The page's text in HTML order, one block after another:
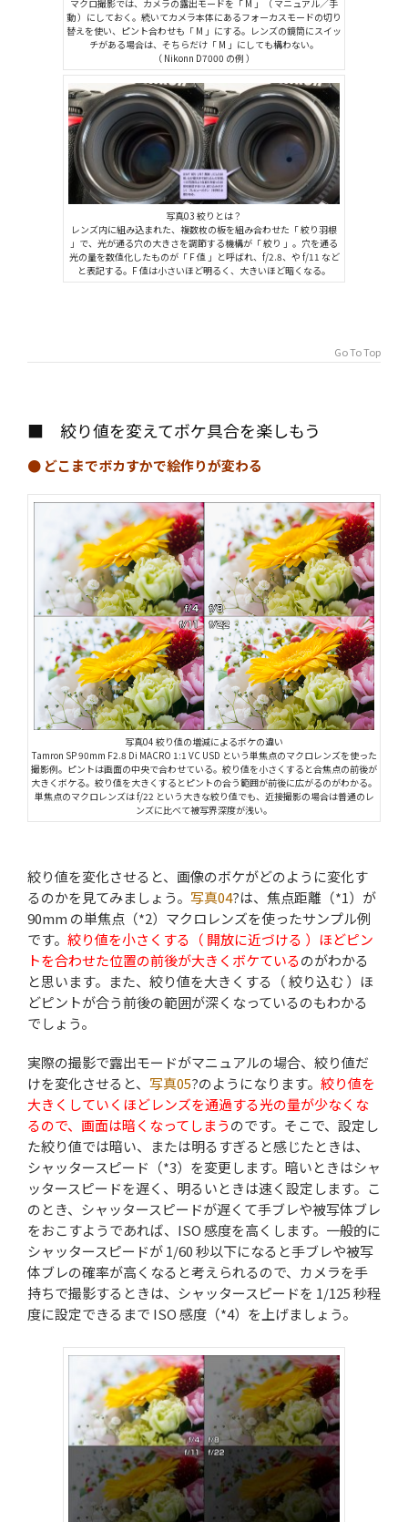
マクロ撮影では、カメラの露出モードを「 M 」（ マニュアル／手
動 ）にしておく。続いてカメラ本体にあるフォーカスモードの切り
替えを使い、ピント合わせも「 M 」にする。レンズの鏡筒にスイッ
チがある場合は、そちらだけ「 M 」にしても構わない。
（ Nikonn D7000 の例 ）
写真03 絞りとは？
レンズ内に組み込まれた、複数枚の板を組み合わせた「 絞り羽根
」で、光が通る穴の大きさを調節する機構が「 絞り 」。穴を通る
光の量を数値化したものが「 F 値 」と呼ばれ、f/2.8、や f/11 など
と表記する。F 値は小さいほど明るく、大きいほど暗くなる。
Go To Top
■ 絞り値を変えてボケ具合を楽しもう
● どこまでボカすかで絵作りが変わる
写真04 絞り値の増減によるボケの違い
Tamron SP 90mm F2.8 Di MACRO 1:1 VC USD という単焦点のマクロレンズを使った
撮影例。ピントは画面の中央で合わせている。絞り値を小さくすると合焦点の前後が
大きくボケる。絞り値を大きくするとピントの合う範囲が前後に広がるのがわかる。
単焦点のマクロレンズは f/22 という大きな絞り値でも、近接撮影の場合は普通のレ
ンズに比べて被写界深度が浅い。
絞り値を変化させると、画像のボケがどのように変化す
るのかを見てみましょう。 写真04?は、焦点距離（*1）が
90mm の単焦点（*2）マクロレンズを使ったサンプル例
です。 絞り値を小さくする（ 開放に近づける ）ほどピン
トを合わせた位置の前後が大きくボケているのがわかる
と思います。また、絞り値を大きくする（ 絞り込む ）ほ
どピントが合う前後の範囲が深くなっているのもわかる
でしょう。
実際の撮影で露出モードがマニュアルの場合、絞り値だ
けを変化させると、 写真05?のようになります。 絞り値を
大きくしていくほどレンズを通過する光の量が少なくな
るので、画面は暗くなってしまうのです。そこで、設定し
た絞り値では暗い、または明るすぎると感じたときは、
シャッタースピード（*3）を変更します。暗いときはシャ
ッタースピードを遅く、明るいときは速く設定します。こ
のとき、シャッタースピードが遅くて手ブレや被写体ブレ
をおこすようであれば、ISO 感度を高くします。一般的に
シャッタースピードが 1/60 秒以下になると手ブレや被写
体ブレの確率が高くなると考えられるので、カメラを手
持ちで撮影するときは、シャッタースピードを 1/125 秒程
度に設定できるまで ISO 感度（*4）を上げましょう。